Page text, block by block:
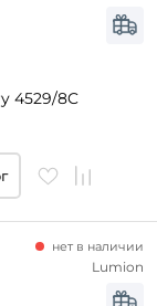
4529/8C
нет в наличии
Lumion